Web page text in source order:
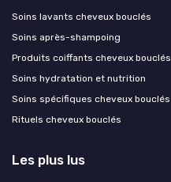
Soins lavants cheveux bouclés
Soins après-shampoing
Produits coiffants cheveux bouclés
Soins hydratation et nutrition
Soins spécifiques cheveux bouclés
Rituels cheveux bouclés
Les plus lus